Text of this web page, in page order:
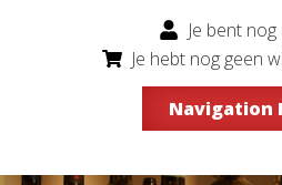
Je bent
Je hebt nog geen
Navigation